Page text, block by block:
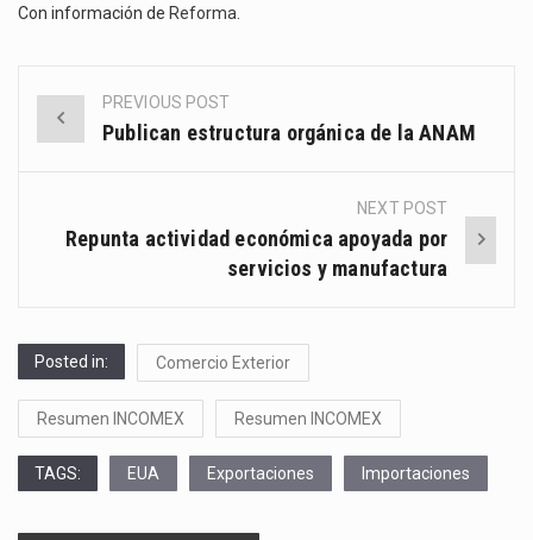
Con información de Reforma
Post
PREVIOUS POST
Publican estructura orgánica de la ANAM
NEXT POST
Repunta actividad económica apoyada por
servicios y manufactura
Posted in: Comercio Exterior
Resumen INCOMEX Resumen INCOMEX
TAGS: EUA Exportaciones Importaciones